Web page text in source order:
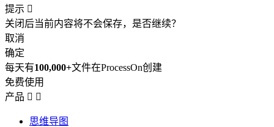
提示 
关闭后当前内容将不会保存，是否继续？
取消
确定
每天有100,000+文件在ProcessOn创建
免费使用
产品  
思维导图